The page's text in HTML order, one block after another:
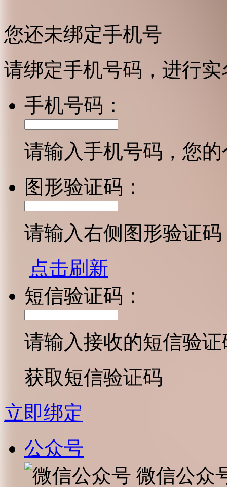
您还未绑定手机号
请绑定手机号码，进行
手机号码：
请输入手机号码，您
图形验证码：
请输入右侧图形验证码
点击刷新
短信验证码：
请输入接收的短信验证
获取短信验证码
立即绑定
公众号
微信公众